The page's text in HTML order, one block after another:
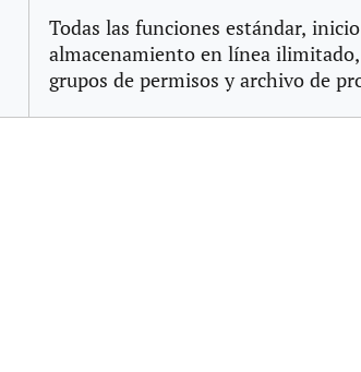
Todas las funciones estándar,
almacenamiento en línea
grupos de permisos y archivo de